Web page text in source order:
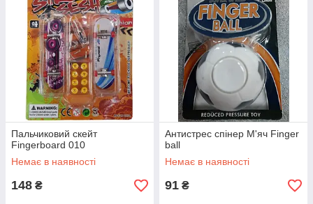
Пальчиковий скейт
Fingerboard 010
Немає в наявності
148 ₴
Антистрес спінер М'яч Finger
ball
Немає в наявності
91 ₴